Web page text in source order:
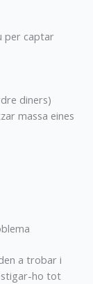
per captar
diners)
massa eines
a trobar i
ho tot